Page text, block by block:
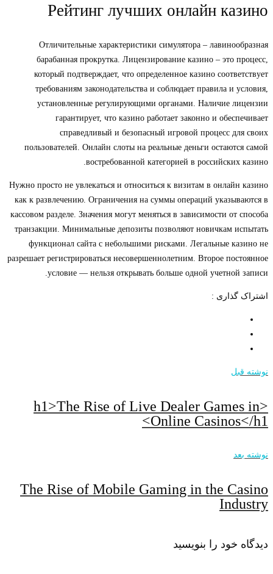
Рейтинг лучших онлайн казино
Отличительные характеристики симулятора – лавинообразная
барабанная прокрутка. Лицензирование казино – это процесс,
который подтверждает, что определенное казино соответствует
требованиям законодательства и соблюдает правила и условия,
установленные регулирующими органами. Наличие лицензии
гарантирует, что казино работает законно и обеспечивает
справедливый и безопасный игровой процесс для своих
пользователей. Онлайн слоты на реальные деньги остаются самой
востребованной категорией в российских казино.
Нужно просто не увлекаться и относиться к визитам в онлайн казино
как к развлечению. Ограничения на суммы операций указываются в
кассовом разделе. Значения могут меняться в зависимости от способа
транзакции. Минимальные депозиты позволяют новичкам испытать
функционал сайта с небольшими рисками. Легальные казино не
разрешает регистрироваться несовершеннолетним. Второе постоянное
условие — нельзя открывать больше одной учетной записи.
اشتراک گذاری :
نوشته قبل
<h1>The Rise of Live Dealer Games in
Online Casinos</h1>
نوشته بعد
The Rise of Mobile Gaming in the Casino
Industry
دیدگاه خود را بنویسید